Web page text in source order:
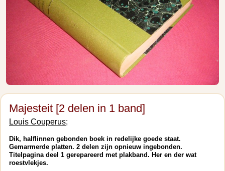
Majesteit [2 delen in 1 band]
Louis Couperus;
Dik, halflinnen gebonden boek in redelijke goede staat.
Gemarmerde platten. 2 delen zijn opnieuw ingebonden.
Titelpagina deel 1 gerepareerd met plakband. Her en der wat
roestvlekjes.